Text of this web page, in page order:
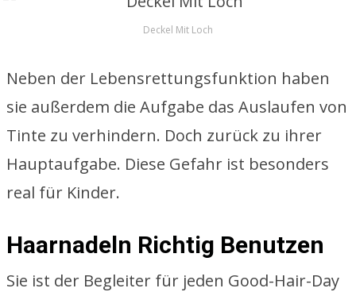
Deckel Mit Loch
Neben der Lebensrettungsfunktion haben
sie außerdem die Aufgabe das Auslaufen von
Tinte zu verhindern. Doch zurück zu ihrer
Hauptaufgabe. Diese Gefahr ist besonders
real für Kinder.
Haarnadeln Richtig Benutzen
Sie ist der Begleiter für jeden Good-Hair-Day